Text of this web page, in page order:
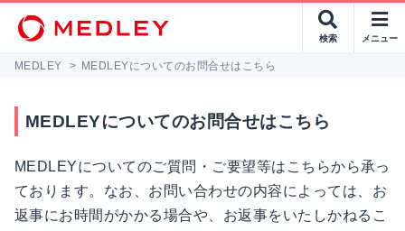
検索 メニュー
MEDLEY > MEDLEYについてのお問合せはこちら
MEDLEYについてのお問合せはこちら
MEDLEYについてのご質問・ご要望等はこちらから承っ
ております。なお、お問い合わせの内容によっては、お
返事にお時間がかかる場合や、お返事をいたしかねるこ